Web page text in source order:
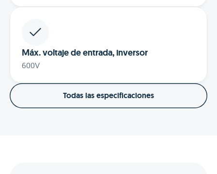
Máx. voltaje de entrada, inversor
600V
Todas las especificaciones